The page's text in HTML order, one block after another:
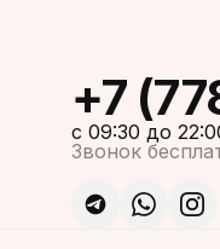
+7
c 09:30 до
Звонок